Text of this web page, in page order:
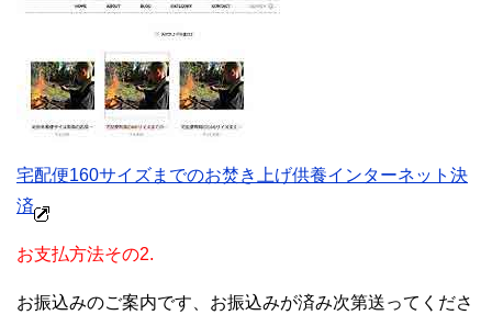
宅配便160サイズまでのお焚き上げ供養インターネット決
済
お支払方法その2.
お振込みのご案内です、お振込みが済み次第送ってくださ